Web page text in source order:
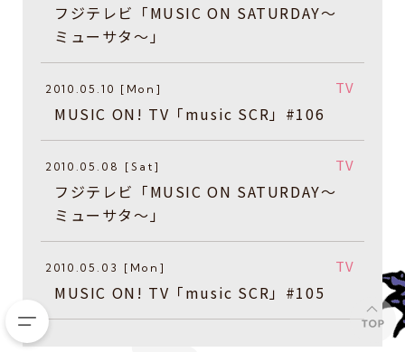
フジテレビ「MUSIC ON SATURDAY～
ミューサタ～」
2010.05.10 [Mon] TV
MUSIC ON! TV「music SCR」#106
2010.05.08 [Sat] TV
フジテレビ「MUSIC ON SATURDAY～
ミューサタ～」
2010.05.03 [Mon] TV
MUSIC ON! TV「music SCR」#105